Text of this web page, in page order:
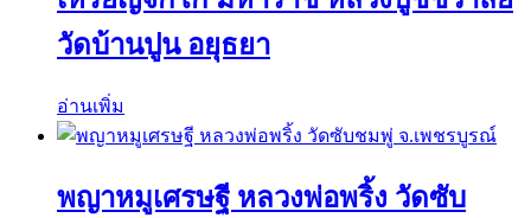
วัดบ้านปูน อยุธยา
อ่านเพิ่ม
พญาหมูเศรษฐี หลวงพ่อพริ้ง วัดซับ